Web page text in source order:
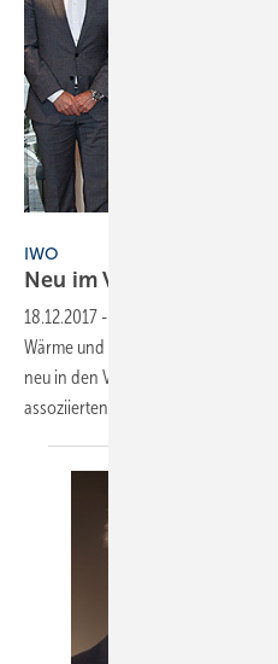
IWO
Neu imVorstand
18.12.2017 -
Wärme und Oeltechnik e. V.
neu in den Vorstand gewählt. Mark
assoziierten IWO-Mitglieder die